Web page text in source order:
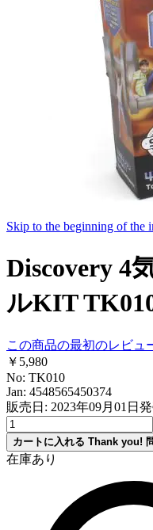
Skip to the beginning of the
Discovery 4
ルKIT
この商品の最初のレビュ
￥5,980
No: TK010
Jan: 4548565450374
販売日: 2023年09月01日
カートに入れる Thank you!
在庫あり